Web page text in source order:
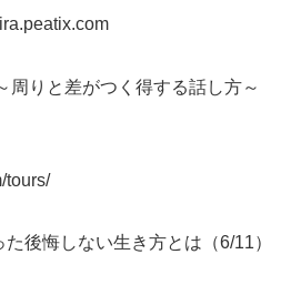
周りと差がつく得する話し方～
tours/
後悔しない生き方とは（6/11）